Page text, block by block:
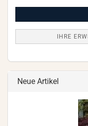
IHRE
Neue Artikel